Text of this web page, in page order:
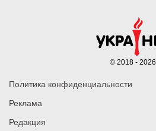
Политика конфиденциальности
Реклама
Редакция
© 2018 - 2026